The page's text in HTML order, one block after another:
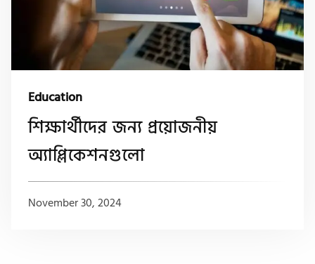
Education
শিক্ষার্থীদের জন্য প্রয়োজনীয়
অ্যাপ্লিকেশনগুলো
November 30, 2024